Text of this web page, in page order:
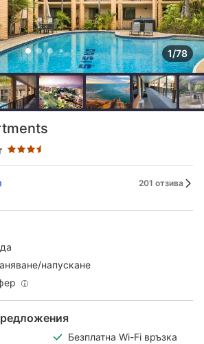
1/78
3.5 звезди
201 отзива
напускане
Безплатна Wi-Fi връзка